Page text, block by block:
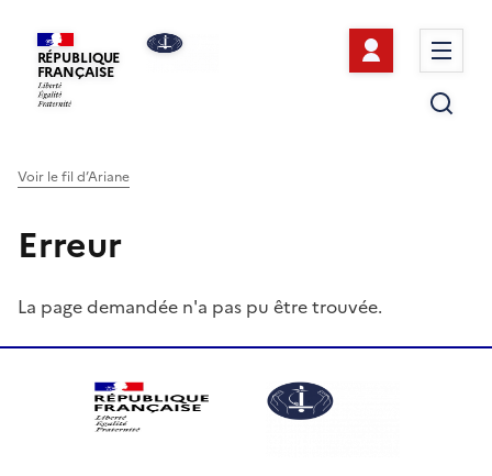
RÉPUBLIQUE
FRANÇAISE
Se
Voir le fil d’Ariane
Erreur
La page demandée n'a pas pu être trouvée.